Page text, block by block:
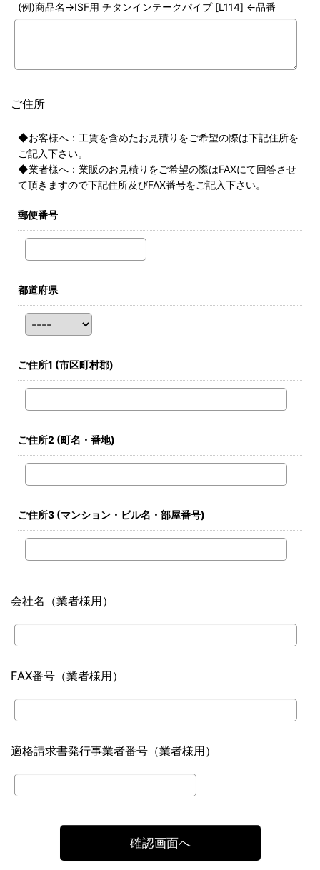
(例)商品名→ISF用 チタンインテークパイプ [L114] ←品番
ご住所
◆お客様へ：工賃を含めたお見積りをご希望の際は下記住所を
ご記入下さい。
◆業者様へ：業販のお見積りをご希望の際はFAXにて回答させ
て頂きますので下記住所及びFAX番号をご記入下さい。
郵便番号
都道府県
ご住所1 (市区町村郡)
ご住所2 (町名・番地)
ご住所3 (マンション・ビル名・部屋番号)
会社名（業者様用）
FAX番号（業者様用）
適格請求書発行事業者番号（業者様用）
確認画面へ